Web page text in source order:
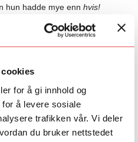
for å gi innhold og
å levere sosiale
trafikken vår. Vi deler
du bruker nettstedet
hun hadde mye enn hvis!
grublerier overførbare til
gjerne en intellektuell
ofte både kreative og
å skrive reiseregninger og slikt.
så alvorlig, men bruke
bruke energien sin på, som å